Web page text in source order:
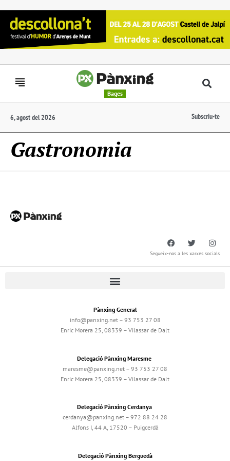
Bages
6, agost del 2026 Subscriu-te
Gastronomia
Segueix-nos a les xarxes socials
Pànxing General
info@panxing.net – 93 753 27 08
Enric Morera 25, 08339 – Vilassar de Dalt
Delegació Pànxing Maresme
maresme@panxing.net – 93 753 27 08
Enric Morera 25, 08339 – Vilassar de Dalt
Delegació Pànxing Cerdanya
cerdanya@panxing.net – 972 88 24 28
Alfons I, 44 A, 17520 – Puigcerdà
Delegació Pànxing Berguedà